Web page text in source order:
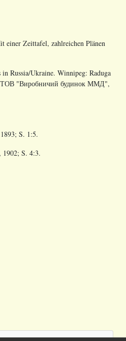
einer Zeittafel, zahlreichen Plänen
Russia/Ukraine. Winnipeg: Raduga
ТОВ "Виробничий будинок ММД",
S. 1:5.
S. 4:3.